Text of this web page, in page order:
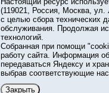
(119021, Россия, Москва,
с целью сбора технических
обслуживания. Продолжая
технологий.
Собранная при помощи
работу сайта. Информация
передаваться Яндексу и
выбрав соответствующие
Закрыть